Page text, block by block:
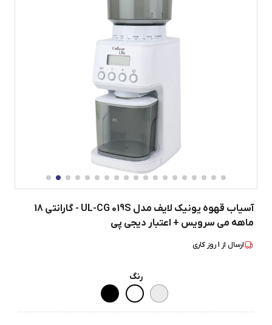
آسیاب قهوه یونیک لایف مدل UL-CG 019S - گارانتی 18
ماهه می سرویس + اعتبار دیجی پی
ارسال از 1روز کاری
رنگ